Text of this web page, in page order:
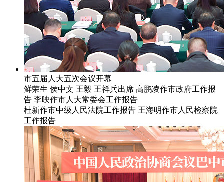
市五届人大五次会议开幕
鲜荣生 侯中文 王毅 王祥兵出席 高鹏凌作市政府工作报
告 李映作市人大常委会工作报告
杜新作市中级人民法院工作报告 王海明作市人民检察院
工作报告